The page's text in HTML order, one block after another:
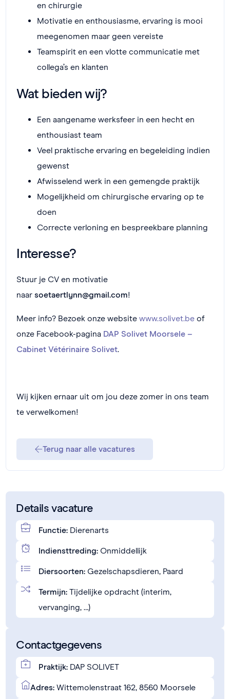
en chirurgie
Motivatie en enthousiasme, ervaring is mooi
meegenomen maar geen vereiste
Teamspirit en een vlotte communicatie met
collega’s en klanten
Wat bieden wij?
Een aangename werksfeer in een hecht en
enthousiast team
Veel praktische ervaring en begeleiding indien
gewenst
Afwisselend werk in een gemengde praktijk
Mogelijkheid om chirurgische ervaring op te
doen
Correcte verloning en bespreekbare planning
Interesse?
Stuur je CV en motivatie
naarsoetaertlynn@gmail.com!
Meer info? Bezoek onze websitewww.solivet.be of
onze Facebook-pagina DAP Solivet Moorsele –
Cabinet Vétérinaire Solivet.
Wij kijken ernaar uit om jou deze zomer in ons team
te verwelkomen!
Terug naar alle vacatures
Details vacature
Functie: Dierenarts
Indiensttreding: Onmiddellijk
Diersoorten: Gezelschapsdieren, Paard
Termijn: Tijdelijke opdracht (interim,
vervanging, …)
Contactgegevens
Praktijk: DAP SOLIVET
Adres:Wittemolenstraat 162, 8560 Moorsele